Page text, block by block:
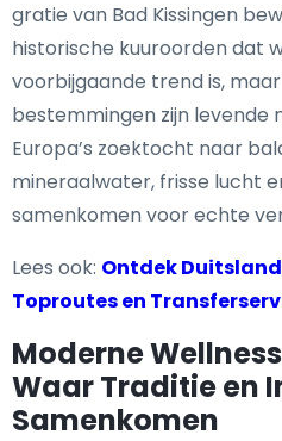
gratie van Bad Kissingen
historische kuuroorden dat
voorbijgaande trend is,
bestemmingen zijn levende
Europa’s zoektocht naar
mineraalwater, frisse lucht
samenkomen voor echte
Lees ook: Ontdek
Toproutes en
Moderne
Waar Traditie en
Samenkomen